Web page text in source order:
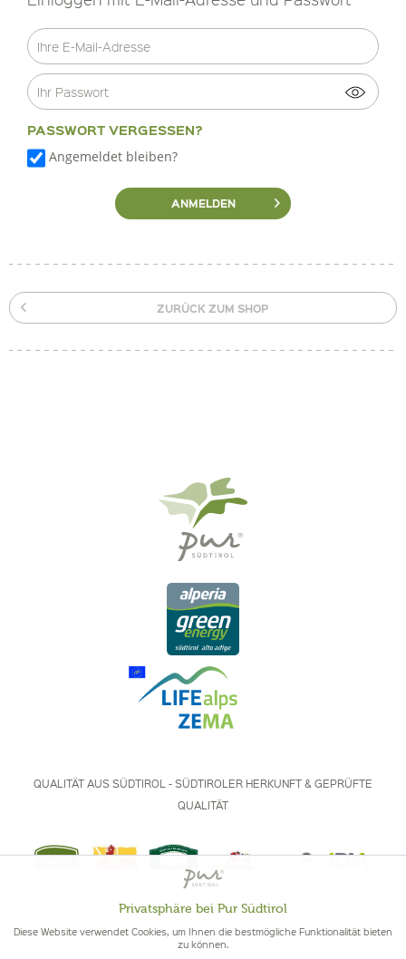
PASSWORT VERGESSEN?
Angemeldet bleiben?
ANMELDEN
ZURÜCK ZUM SHOP
QUALITÄT AUS SÜDTIROL - SÜDTIROLER HERKUNFT & GEPRÜFTE
QUALITÄT
Vertrag widerrufen
Aktiv
Privatsphäre bei Pur Südtirol
Diese Website verwendet Cookies, um Ihnen die bestmögliche Funktionalität bieten
zu können.